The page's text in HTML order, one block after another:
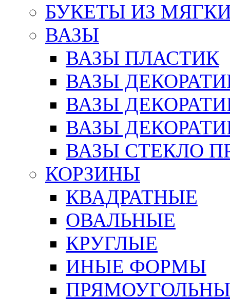
БУКЕТЫ ИЗ
ВАЗЫ
ВАЗЫ ПЛАСТИК
ВАЗЫ
ВАЗЫ
ВАЗЫ
ВАЗЫ СТЕКЛО
КОРЗИНЫ
КВАДРАТНЫЕ
ОВАЛЬНЫЕ
КРУГЛЫЕ
ИНЫЕ ФОРМЫ